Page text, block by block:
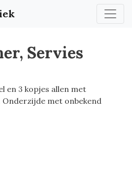
Servies
en 3 kopjes allen met
met onbekend